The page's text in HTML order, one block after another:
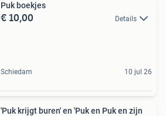
Puk boekjes
€ 10,00 Details
Schiedam 10 jul 26
'Puk krijgt buren' en 'Puk en Puk en zijn